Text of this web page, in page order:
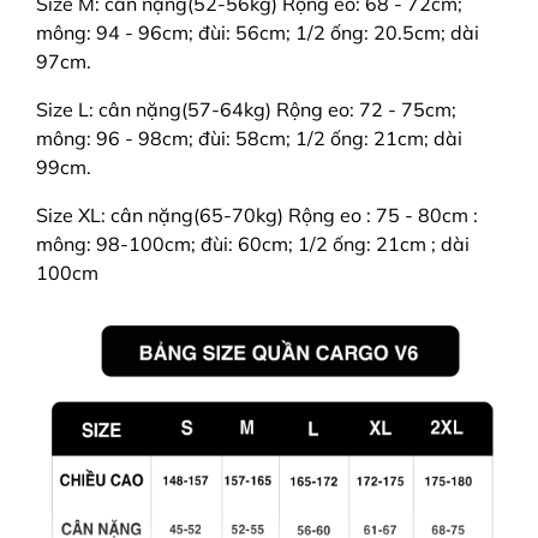
mông: 94 - 96cm; đùi: 56cm; 1/2 ống: 20.5cm; dài
97cm.
Size L: cân nặng(57-64kg) Rộng eo: 72 - 75cm;
mông: 96 - 98cm; đùi: 58cm; 1/2 ống: 21cm; dài
99cm.
Size XL: cân nặng(65-70kg) Rộng eo : 75 - 80cm :
mông: 98-100cm; đùi: 60cm; 1/2 ống: 21cm ; dài
100cm